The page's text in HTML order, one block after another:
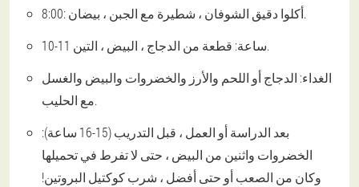
8:00: أكلوا دقيق الشوفان ، شطيرة مع الجبن ، بيضان.
10-11 ساعة: قطعة من الدجاج ، البيض ، التين.
الغداء: الدجاج أو اللحم والأرز والخضروات والبيض والغسل
مع الحليب.
بعد الدراسة أو العمل ، قبل التدريب (15-16 ساعة):
الخضروات واثنين من البيض ، حتى لا تفرط في تحميلها
وكان من الصعب أو حتى أفضل ، شرب كوكتيل البروتين!